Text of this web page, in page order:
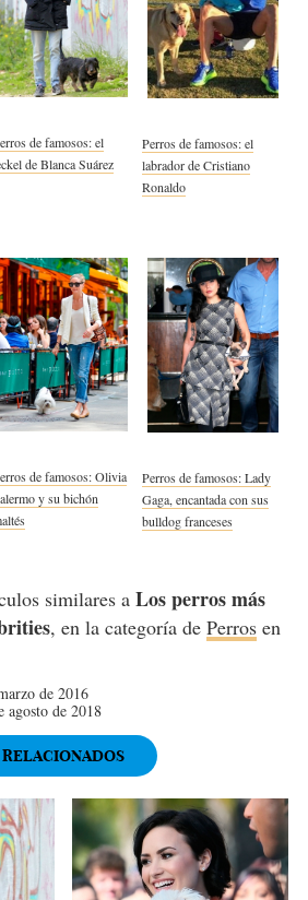
de famosos: el
de Blanca Suárez
Perros de famosos: el
labrador de Cristiano
Ronaldo
de famosos: Olivia
y su bichón
Perros de famosos: Lady
Gaga, encantada con sus
bulldog franceses
similares a Los perros más
, en la categoría de Perrosen
de 2016
agosto de 2018
RELACIONADOS